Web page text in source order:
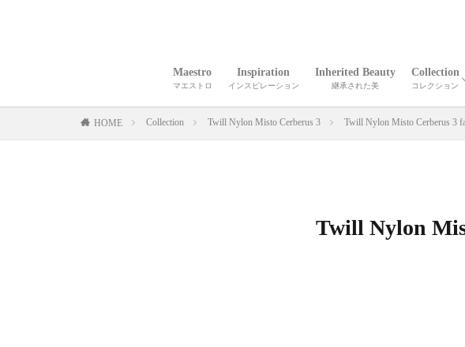
Maestro
マエストロ
Inspiration
インスピレーション
Inherited Beauty
継承された美
Collection
コレクション
CORTEO
ETNA
Madeira
Iris
Palma
Shrink
Shrink
Cardona
ELLISSE
Shrink
Zima
Recicli
Zima
Prima
Numero
Serena
Wrinkle
Cerberus
Wrinkle
Adria
Twill
Stella
Stella
Stella
Misto
Miranda
Miranda
Stella
Stella
Maiko
Milano
OTHER
HOME Collection Twill Nylon Misto Cerberus 3 Twill Nylon Misto Cerberus 3
Twill Nylon